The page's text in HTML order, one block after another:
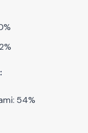
54%